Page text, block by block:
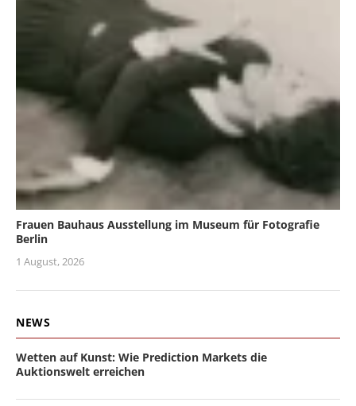
Frauen Bauhaus Ausstellung im Museum für Fotografie
Berlin
1 August, 2026
NEWS
Wetten auf Kunst: Wie Prediction Markets die
Auktionswelt erreichen